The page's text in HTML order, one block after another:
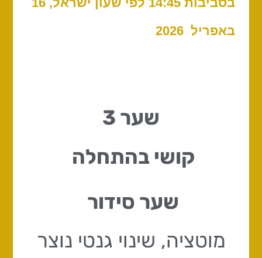
באפריל 2026
שער 3
קושי בהתחלה
שער סידור
מוטציה, שינוי גנטי נוצר